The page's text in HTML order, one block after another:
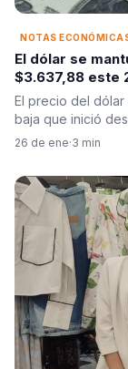
NOTAS
El dólar se
$3.637,88 este
El precio del dólar
baja que inició
26 de ene·3 min